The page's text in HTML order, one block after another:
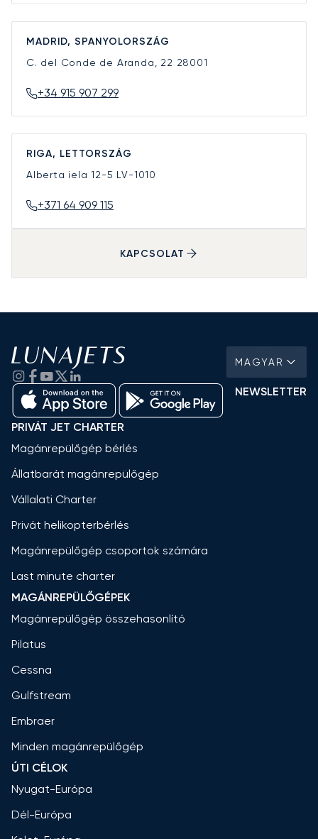
MADRID, SPANYOLORSZÁG
C. del Conde de Aranda, 22 28001
+34 915 907 299
RIGA, LETTORSZÁG
Alberta iela 12-5 LV-1010
+371 64 909 115
KAPCSOLAT
MAGYAR
NEWSLETTER
PRIVÁT JET CHARTER
Magánrepülőgép bérlés
Állatbarát magánrepülőgép
Vállalati Charter
Privát helikopterbérlés
Magánrepülőgép csoportok számára
Last minute charter
MAGÁNREPÜLŐGÉPEK
Magánrepülőgép összehasonlító
Pilatus
Cessna
Gulfstream
Embraer
Minden magánrepülőgép
ÚTI CÉLOK
Nyugat-Európa
Dél-Európa